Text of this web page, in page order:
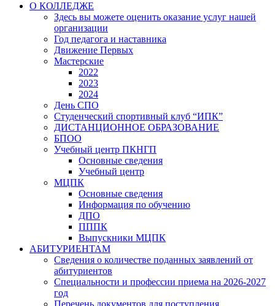
О КОЛЛЕДЖЕ
Здесь вы можете оценить оказание услуг нашей
организации
Год педагога и наставника
Движение Первых
Мастерские
2022
2023
2024
День СПО
Студенческий спортивный клуб “ИПК”
ДИСТАНЦИОННОЕ ОБРАЗОВАНИЕ
БПОО
Учебный центр ПКНГП
Основные сведения
Учебный центр
МЦПК
Основные сведения
Информация по обучению
ДПО
ПППК
Выпускники МЦПК
АБИТУРИЕНТАМ
Сведения о количестве поданных заявлений от
абитуриентов
Специальности и профессии приема на 2026-2027
год
Перечень документов для поступления